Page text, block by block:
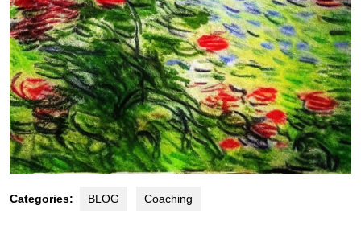
Categories: BLOG Coaching